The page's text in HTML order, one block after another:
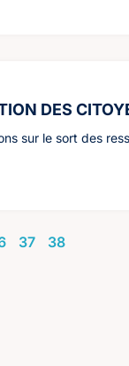
DES
sur le sort des
37 38